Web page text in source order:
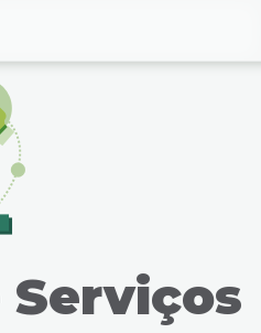
Serviços